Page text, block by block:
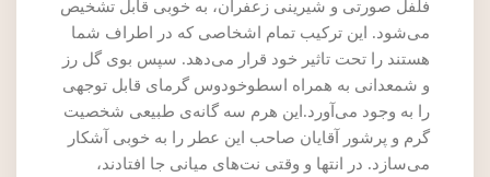
فلفل صورتی و شیرینی زعفران، به خوبی قابل تشخیص
می‌شود. این ترکیب تمام اشخاصی که در اطراف شما
هستند را تحت تاثیر خود قرار می‌دهد. سپس بوی گل رز
و شمعدانی به همراه اسطوخودوس گرمای قابل توجهی
را به وجود می‌آورد.این هرم سه گانه‌ی طبیعی شخصیت
گرم و پرشور آقایان صاحب این عطر را به خوبی آشکار
می‌سازد. در انتها و وقتی نت‌های میانی جا افتادند،